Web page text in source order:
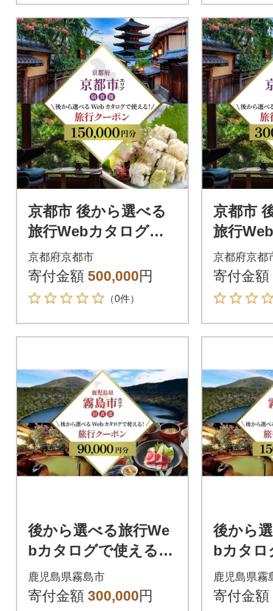
京都市 後から選べる
旅行Webカタログで
使える!旅行クーポン
(150,000円分)
京都府京都市
寄付金額 500,000円
（0件）
京都市
旅行
使える!
京都府京都
寄付金額
後から選べる旅行We
bカタログで使える!
旅行クーポン(90,000
円分)【JTA】K-600-B
鹿児島県霧島市
寄付金額 300,000円
後から
bカタロ
旅行ク
円分)【
鹿児島県霧
寄付金額